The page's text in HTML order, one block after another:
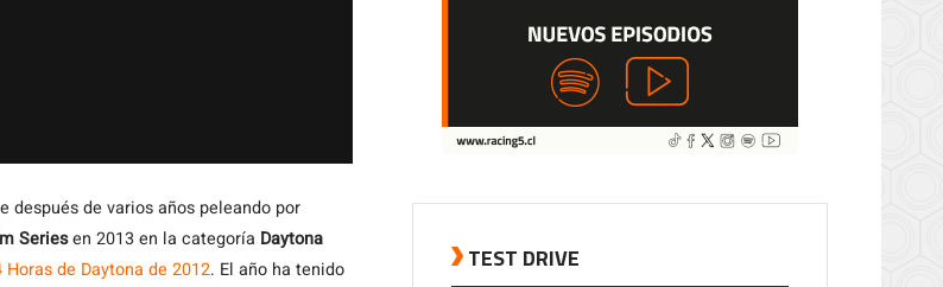
después de varios años peleando por
Seriesen 2013 en la categoría Daytona
Horas de Daytona de 2012. El año ha tenido
TEST DRIVE